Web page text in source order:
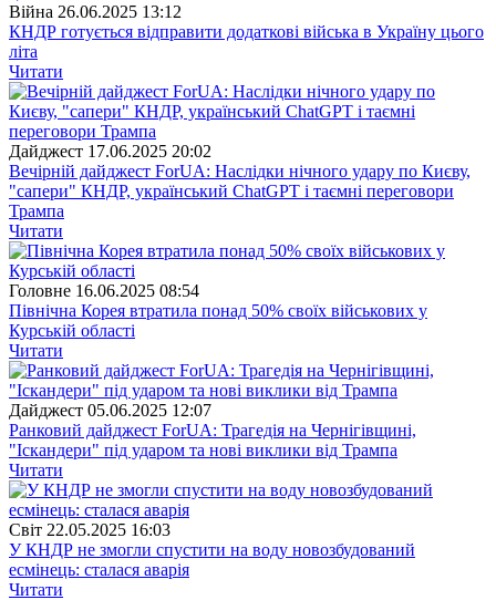
Війна 26.06.2025 13:12
КНДР готується відправити додаткові війська в Україну цього
літа
Читати
Дайджест 17.06.2025 20:02
Вечірній дайджест ForUА: Наслідки нічного удару по Києву,
"сапери" КНДР, український ChatGPT і таємні переговори
Трампа
Читати
Головне 16.06.2025 08:54
Північна Корея втратила понад 50% своїх військових у
Курській області
Читати
Дайджест 05.06.2025 12:07
Ранковий дайджест ForUА: Трагедія на Чернігівщині,
"Іскандери" під ударом та нові виклики від Трампа
Читати
Свiт 22.05.2025 16:03
У КНДР не змогли спустити на воду новозбудований
есмінець: сталася аварія
Читати